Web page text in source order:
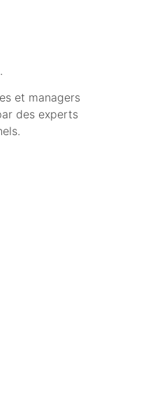
et managers
des experts